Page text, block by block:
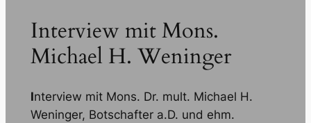
Interview mit Mons.
Michael H. Weninger
Interview mit Mons. Dr. mult. Michael H.
Weninger, Botschafter a.D. und ehm.